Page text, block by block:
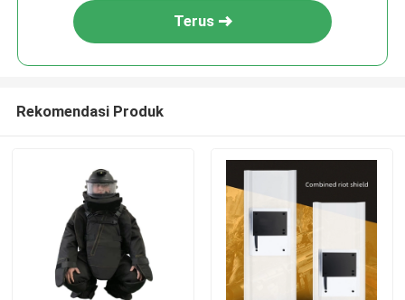
Terus
Rekomendasi Produk